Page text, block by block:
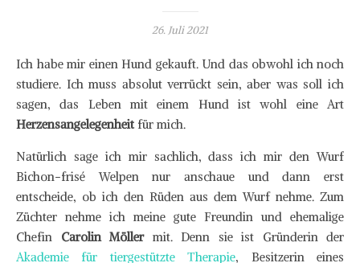
26. Juli 2021
Ich habe mir einen Hund gekauft. Und das obwohl ich noch
studiere. Ich muss absolut verrückt sein, aber was soll ich
sagen, das Leben mit einem Hund ist wohl eine Art
Herzensangelegenheit für mich.
Natürlich sage ich mir sachlich, dass ich mir den Wurf
Bichon-frisé Welpen nur anschaue und dann erst
entscheide, ob ich den Rüden aus dem Wurf nehme. Zum
Züchter nehme ich meine gute Freundin und ehemalige
Chefin Carolin Möllermit. Denn sie ist Gründerin der
Akademie für tiergestützte Therapie, Besitzerin eines